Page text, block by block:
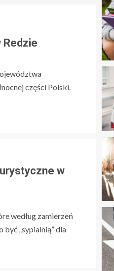
Redzie
części Polski.
w
według zamierzeń
„sypialnią” dla